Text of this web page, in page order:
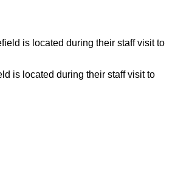
is located during their staff visit to